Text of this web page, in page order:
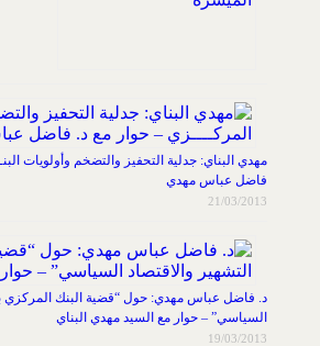
مهدي البناي: جدلية التحفيز والتضخم وأولويات
فاضل عباس مهدي
21/03/2013
د. فاضل عباس مهدي: حول “قضية البنك المركزي
السياسي” – حوار مع السيد مهدي البناي
19/03/2013